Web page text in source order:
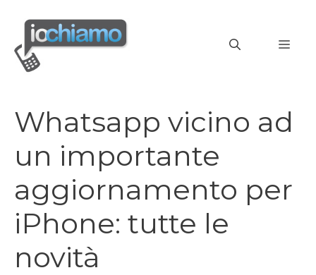
contenuto
Whatsapp vicino ad
un importante
aggiornamento per
iPhone: tutte le
novità